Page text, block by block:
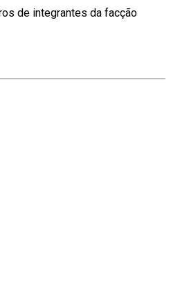
de integrantes da facção